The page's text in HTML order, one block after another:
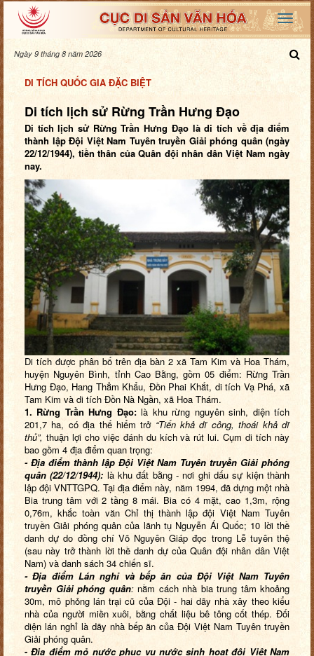
Ngày 9 tháng 8 năm 2026
DI TÍCH QUỐC GIA ĐẶC BIỆT
Di tích lịch sử Rừng Trần Hưng Đạo
Di tích lịch sử Rừng Trần Hưng Đạo là di tích về địa điểm
thành lập Đội Việt Nam Tuyên truyền Giải phóng quân (ngày
22/12/1944), tiền thân của Quân đội nhân dân Việt Nam ngày
nay.
Di tích được phân bố trên địa bàn 2 xã Tam Kim và Hoa Thám,
huyện Nguyên Bình, tỉnh Cao Bằng, gồm 05 điểm: Rừng Trần
Hưng Đạo, Hang Thẳm Khẩu, Đồn Phai Khắt, di tích Vạ Phá, xã
Tam Kim và di tích Đồn Nà Ngần, xã Hoa Thám.
1. Rừng Trần Hưng Đạo:là khu rừng nguyên sinh, diện tích
201,7 ha, có địa thế hiểm trở “Tiến khả dĩ công, thoái khả dĩ
thủ”, thuận lợi cho việc đánh du kích và rút lui. Cụm di tích này
bao gồm 4 địa điểm quan trọng:
- Địa điểm thành lập Đội Việt Nam Tuyên truyền Giải phóng
quân (22/12/1944): là khu đất bằng - nơi ghi dấu sự kiện thành
lập đội VNTTGPQ. Tại địa điểm này, năm 1994, đã dựng một nhà
Bia trung tâm với 2 tầng 8 mái. Bia có 4 mặt, cao 1,3m, rộng
0,76m, khắc toàn văn Chỉ thị thành lập đội Việt Nam Tuyên
truyền Giải phóng quân của lãnh tụ Nguyễn Ái Quốc; 10 lời thề
danh dự do đồng chí Võ Nguyên Giáp đọc trong Lễ tuyên thệ
(sau này trở thành lời thề danh dự của Quân đội nhân dân Việt
Nam) và danh sách 34 chiến sĩ.
- Địa điểm Lán nghỉ và bếp ăn của Đội Việt Nam Tuyên
truyền Giải phóng quân:nằm cách nhà bia trung tâm khoảng
30m, mô phỏng lán trại cũ của Đội - hai dãy nhà xây theo kiểu
nhà của người miền xuôi, bằng chất liệu bê tông cốt thép. Đối
diện lán nghỉ là dãy nhà bếp ăn của Đội Việt Nam Tuyên truyền
Giải phóng quân.
-Địa điểm mỏ nước phục vụ nước sinh hoạt đội Việt Nam